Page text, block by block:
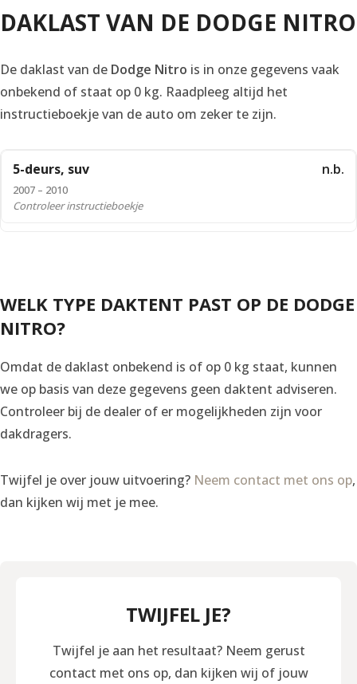
DAKLAST VAN DE DODGE NITRO
De daklast van de Dodge Nitro is in onze gegevens vaak
onbekend of staat op 0 kg. Raadpleeg altijd het
instructieboekje van de auto om zeker te zijn.
5-deurs, suv
2007 – 2010
n.b.
Controleer instructieboekje
WELK TYPE DAKTENT PAST OP DE DODGE
NITRO?
Omdat de daklast onbekend is of op 0 kg staat, kunnen
we op basis van deze gegevens geen daktent adviseren.
Controleer bij de dealer of er mogelijkheden zijn voor
dakdragers.
Twijfel je over jouw uitvoering? Neem contact met ons op,
dan kijken wij met je mee.
TWIJFEL JE?
Twijfel je aan het resultaat? Neem gerust
contact met ons op, dan kijken wij of jouw